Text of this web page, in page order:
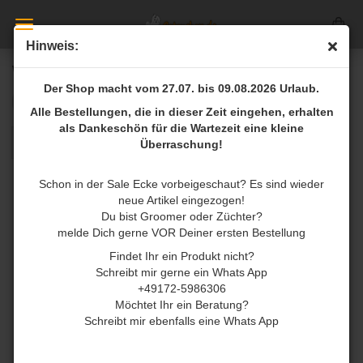
Hinweis:
Der Shop macht vom 27.07. bis 09.08.2026 Urlaub.
Alle Bestellungen, die in dieser Zeit eingehen, erhalten
als Dankeschön für die Wartezeit eine kleine
Überraschung!
Schon in der Sale Ecke vorbeigeschaut? Es sind wieder
neue Artikel eingezogen!
Du bist Groomer oder Züchter?
melde Dich gerne VOR Deiner ersten Bestellung
Findet Ihr ein Produkt nicht?
Schreibt mir gerne ein Whats App
+49172-5986306
Möchtet Ihr ein Beratung?
Schreibt mir ebenfalls eine Whats App
Wet Brush
Wet Brush Pro
Detangler Black - sehr